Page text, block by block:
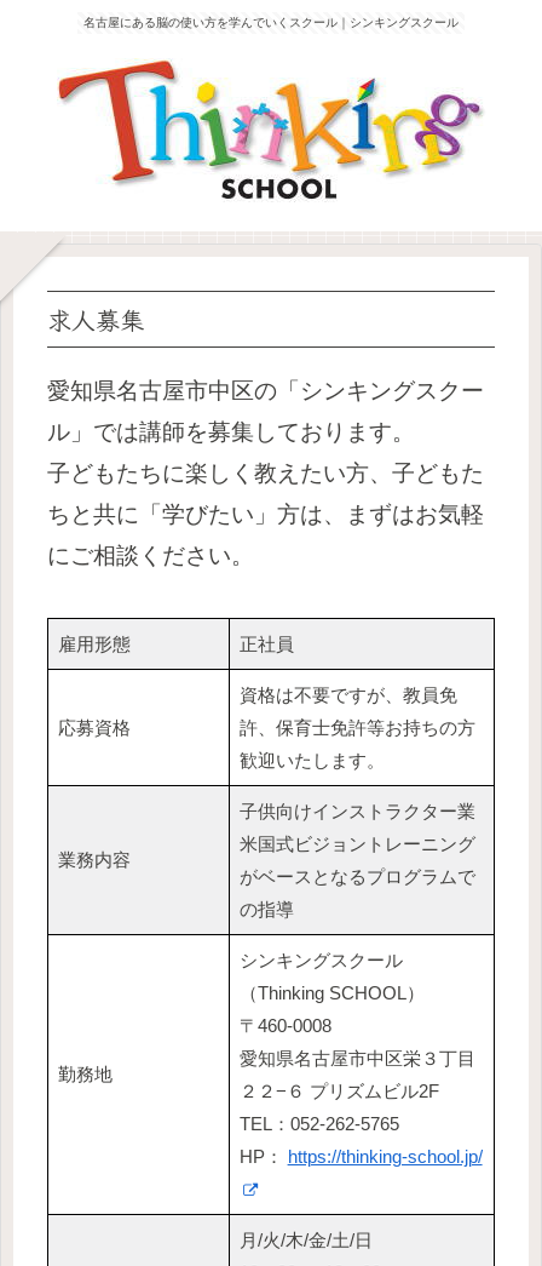
名古屋にある脳の使い方を学んでいくスクール｜シンキングスクール
求人募集
愛知県名古屋市中区の「シンキングスクー
ル」では講師を募集しております。
子どもたちに楽しく教えたい方、子どもた
ちと共に「学びたい」方は、まずはお気軽
にご相談ください。
雇用形態 正社員
応募資格
資格は不要ですが、教員免
許、保育士免許等お持ちの方
歓迎いたします。
業務内容
子供向けインストラクター業
米国式ビジョントレーニング
がベースとなるプログラムで
の指導
勤務地
シンキングスクール
（Thinking SCHOOL）
〒460-0008
愛知県名古屋市中区栄３丁目
２２−６ プリズムビル2F
TEL：052-262-5765
HP： https://thinking-school.jp/
月/火/木/金/土/日